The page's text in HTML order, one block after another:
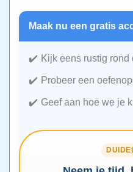
Maak nu een gratis
Kijk eens rustig rond
Probeer een
Geef aan hoe we je